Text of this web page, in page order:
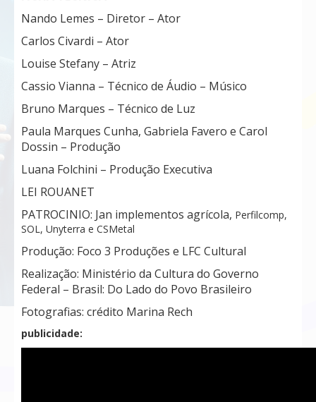
Nando Lemes – Diretor – Ator​
Carlos Civardi – Ator
Louise Stefany – Atriz
Cassio Vianna – Técnico de Áudio – Músico
Bruno Marques – Técnico de Luz
Paula Marques Cunha, Gabriela Favero e Carol
Dossin – Produção
Luana Folchini – Produção Executiva
LEI ROUANET
PATROCINIO: Jan implementos agrícola, Perfilcomp,
SOL, Unyterra e CSMetal
Produção: Foco 3 Produções e LFC Cultural
Realização: Ministério da Cultura do Governo
Federal – Brasil: Do Lado do Povo Brasileiro
Fotografias: crédito Marina Rech
publicidade: